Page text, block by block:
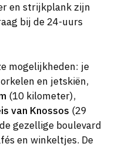
en strijkplank zijn
bij de 24-uurs
mogelijkheden: je
en jetskiën,
(10 kilometer),
van Knossos (29
gezellige boulevard
en winkeltjes. De